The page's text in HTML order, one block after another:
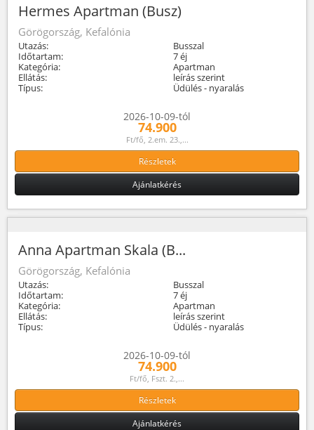
Hermes Apartman (Busz)
Görögország, Kefalónia
Utazás:
Busszal
Időtartam:
7 éj
Kategória:
Apartman
Ellátás:
leírás szerint
Típus:
Üdülés - nyaralás
2026-10-09-tól
74.900
Ft/fő, 2.em. 23.,...
Részletek
Ajánlatkérés
Anna Apartman Skala (B...
Görögország, Kefalónia
Utazás:
Busszal
Időtartam:
7 éj
Kategória:
Apartman
Ellátás:
leírás szerint
Típus:
Üdülés - nyaralás
2026-10-09-tól
74.900
Ft/fő, Fszt. 2.,...
Részletek
Ajánlatkérés